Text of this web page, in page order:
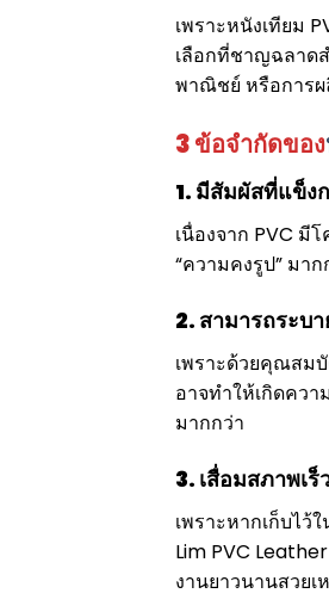
เพราะหนังเทียม
เลือกที่ชาญฉลาด
พาณิชย์ หรือการ
3 ข้อจำกัดของ
1. มีสัมผัสที่แข็ง
เนื่องจาก PVC มี
“ความคงรูป” มา
2. สามารถระบ
เพราะด้วยคุณสม
อาจทำให้เกิดคว
มากกว่า
3. เสื่อมสภาพเ
เพราะหากเก็บไว้
Lim PVC
งานยาวนานสวย